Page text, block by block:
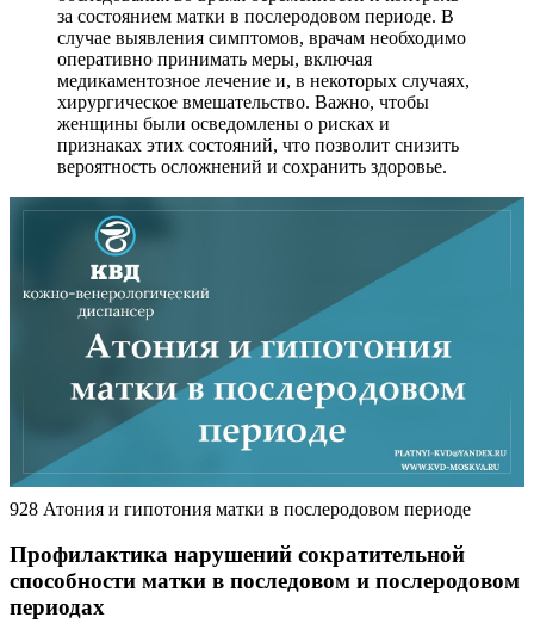
за состоянием матки в послеродовом периоде. В
случае выявления симптомов, врачам необходимо
оперативно принимать меры, включая
медикаментозное лечение и, в некоторых случаях,
хирургическое вмешательство. Важно, чтобы
женщины были осведомлены о рисках и
признаках этих состояний, что позволит снизить
вероятность осложнений и сохранить здоровье.
928 Атония и гипотония матки в послеродовом периоде
Профилактика нарушений сократительной
способности матки в последовом и послеродовом
периодах